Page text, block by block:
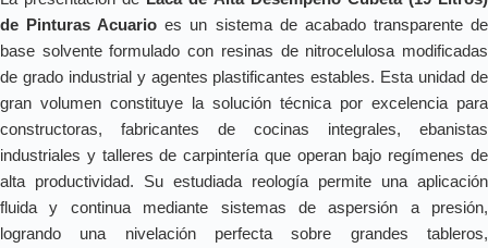
de Pinturas Acuario es un sistema de acabado transparente de
base solvente formulado con resinas de nitrocelulosa modificadas
de grado industrial y agentes plastificantes estables. Esta unidad de
gran volumen constituye la solución técnica por excelencia para
constructoras, fabricantes de cocinas integrales, ebanistas
industriales y talleres de carpintería que operan bajo regímenes de
alta productividad. Su estudiada reología permite una aplicación
fluida y continua mediante sistemas de aspersión a presión,
logrando una nivelación perfecta sobre grandes tableros,